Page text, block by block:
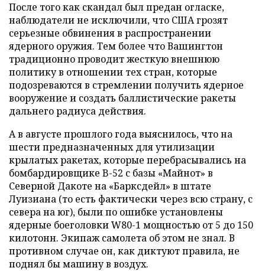
После того как скандал был предан огласке,
наблюдатели не исключили, что США грозят
серьезные обвинения в распространении
ядерного оружия. Тем более что Вашингтон
традиционно проводит жесткую внешнюю
политику в отношении тех стран, которые
подозреваются в стремлении получить ядерное
вооружение и создать баллистические ракеты
дальнего радиуса действия.
А в августе прошлого года выяснилось, что на
шести предназначенных для утилизации
крылатых ракетах, которые перебрасывались на
бомбардировщике B-52 с базы «Майнот» в
Северной Дакоте на «Барксдейл» в штате
Луизиана (то есть фактически через всю страну, с
севера на юг), были по ошибке установлены
ядерные боеголовки W80-1 мощностью от 5 до 150
килотонн. Экипаж самолета об этом не знал. В
противном случае он, как диктуют правила, не
поднял бы машину в воздух.